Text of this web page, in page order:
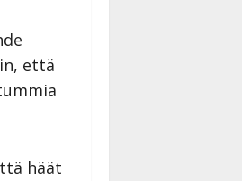
että
häät